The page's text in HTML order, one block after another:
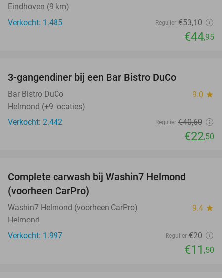
Eindhoven (9 km)
Verkocht: 1.485
Regulier €53,10
€44,95
3-gangendiner bij een Bar Bistro DuCo
Bar Bistro DuCo 9.0 star
Helmond (+9 locaties)
Verkocht: 2.442
Regulier €40,60
€22,50
Complete carwash bij Washin7 Helmond
(voorheen CarPro)
Washin7 Helmond (voorheen CarPro) 9.4 star
Helmond
Verkocht: 1.997
Regulier €20
€11 ,50